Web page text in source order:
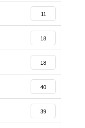
11
18
18
40
39